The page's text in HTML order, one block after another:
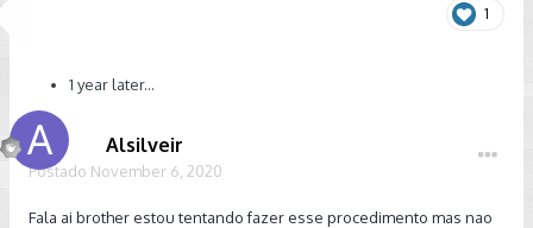
1
1 year later...
Alsilveir
Postado November 6, 2020
Fala ai brother estou tentando fazer esse procedimento mas nao